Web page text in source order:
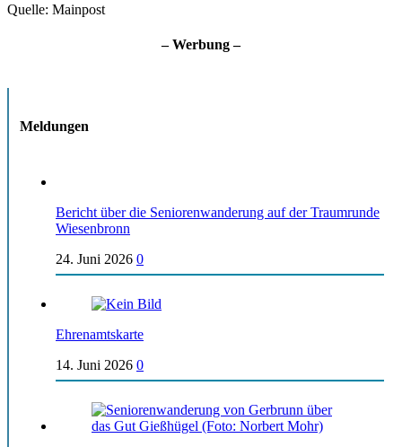
Quelle: Mainpost
– Werbung –
Meldungen
Bericht über die Seniorenwanderung auf der Traumrunde
Wiesenbronn
24. Juni 2026 0
Ehrenamtskarte
14. Juni 2026 0